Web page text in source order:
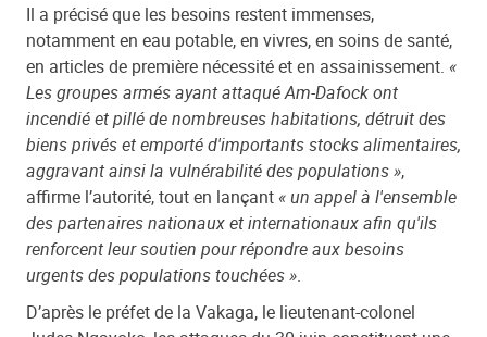
Il a précisé que les besoins restent immenses,
notamment en eau potable, en vivres, en soins de santé,
en articles de première nécessité et en assainissement. «
Les groupes armés ayant attaqué Am-Dafock ont
incendié et pillé de nombreuses habitations, détruit des
biens privés et emporté d'importants stocks alimentaires,
aggravant ainsi la vulnérabilité des populations »,
affirme l’autorité, tout en lançant« un appel à l'ensemble
des partenaires nationaux et internationaux afin qu'ils
renforcent leur soutien pour répondre aux besoins
urgents des populations touchées ».
D’après le préfet de la Vakaga, le lieutenant-colonel